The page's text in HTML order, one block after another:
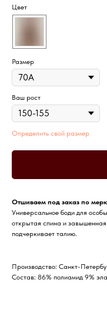
Цвет
Размер
Ваш рост
Определить свой размер
Отшиваем под заказ по
Универсальное боди для
открытая спина и завышенная
подчеркивает талию.
Производство: Санкт-
Состав: 86% полиамид 9%